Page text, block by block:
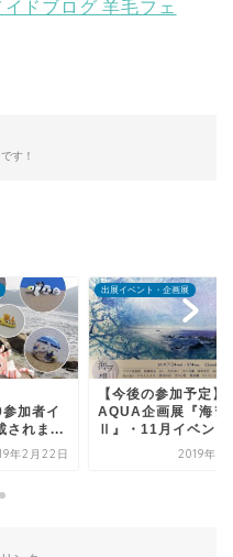
す！
】7月
ヲ想フ
ント...
年6月16日
出展イベント・企画展
明日、明後日『いき
あ』です！
2017年11